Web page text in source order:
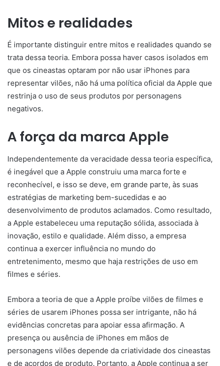
Mitos e realidades
É importante distinguir entre mitos e realidades quando se
trata dessa teoria. Embora possa haver casos isolados em
que os cineastas optaram por não usar iPhones para
representar vilões, não há uma política oficial da Apple que
restrinja o uso de seus produtos por personagens
negativos.
A força da marca Apple
Independentemente da veracidade dessa teoria específica,
é inegável que a Apple construiu uma marca forte e
reconhecível, e isso se deve, em grande parte, às suas
estratégias de marketing bem-sucedidas e ao
desenvolvimento de produtos aclamados. Como resultado,
a Apple estabeleceu uma reputação sólida, associada à
inovação, estilo e qualidade. Além disso, a empresa
continua a exercer influência no mundo do
entretenimento, mesmo que haja restrições de uso em
filmes e séries.
Embora a teoria de que a Apple proíbe vilões de filmes e
séries de usarem iPhones possa ser intrigante, não há
evidências concretas para apoiar essa afirmação. A
presença ou ausência de iPhones em mãos de
personagens vilões depende da criatividade dos cineastas
e de acordos de produto. Portanto, a AppIe continua a ser